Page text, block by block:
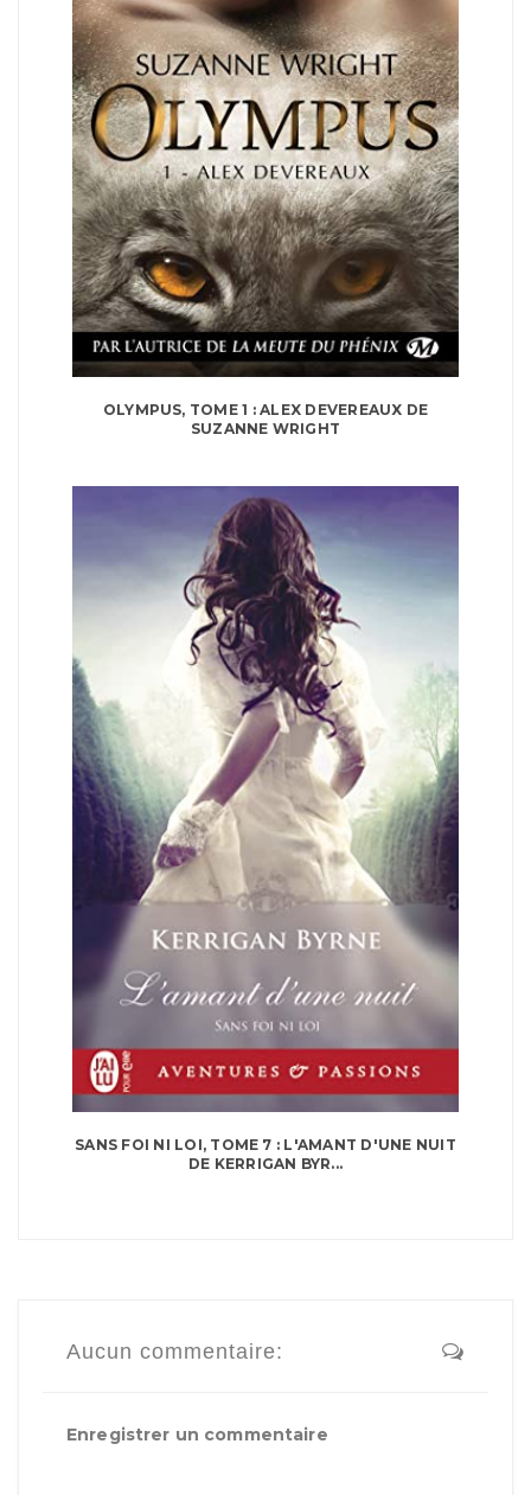
OLYMPUS, TOME 1 : ALEX DEVEREAUX DE
SUZANNE WRIGHT
SANS FOI NI LOI, TOME 7 : L'AMANT D'UNE NUIT
DE KERRIGAN BYR...
Aucun commentaire:
Enregistrer un commentaire